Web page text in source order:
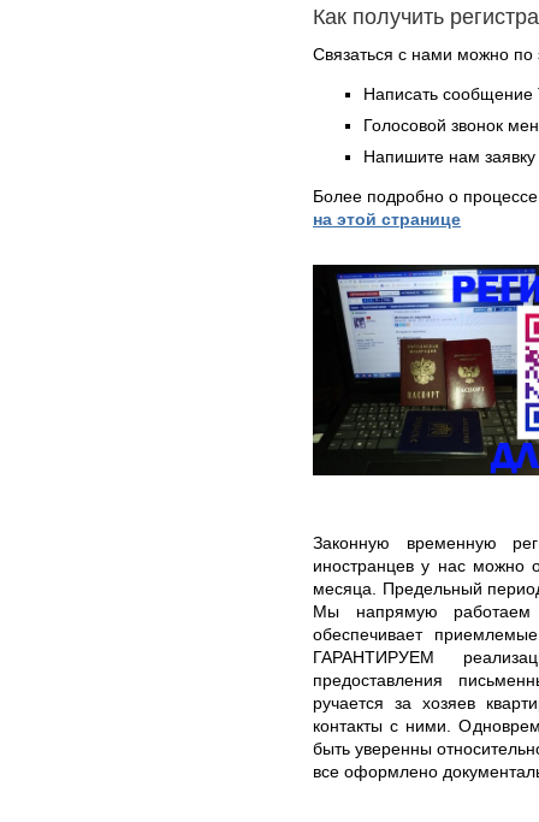
Как получить
Связаться с нами можно по
Написать
Голосовой звонок
Напишите нам
Более подробно о
на этой странице
Законную временную
иностранцев у нас
месяца. Предельный
Мы напрямую работаем
обеспечивает
ГАРАНТИРУЕМ
предоставления
ручается за хозяев
контакты с ними.
быть уверенны
все оформлено